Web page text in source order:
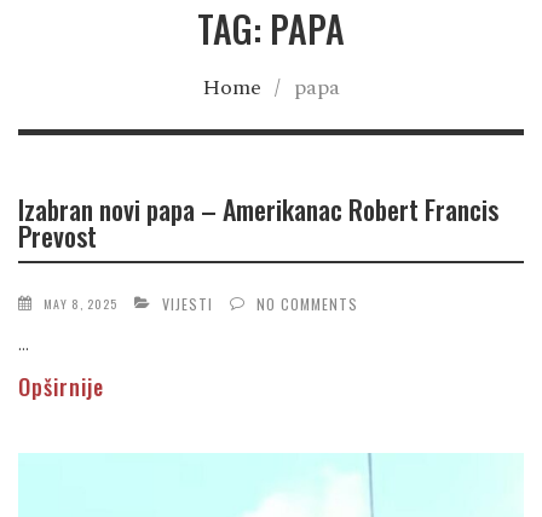
TAG: PAPA
Home / papa
Izabran novi papa – Amerikanac Robert Francis
Prevost
MAY 8, 2025 VIJESTI NO COMMENTS
...
Opširnije